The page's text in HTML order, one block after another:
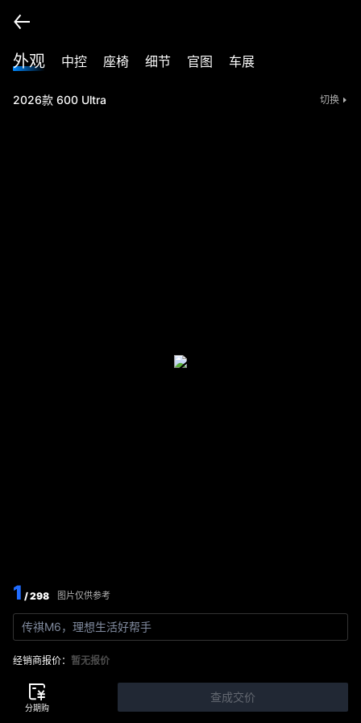
外观 中控 座椅 细节 官图 车展
2026款 600 Ultra 切换
1 / 298 图片仅供参考
传祺M6，理想生活好帮手
经销商报价： 暂无报价
查成交价